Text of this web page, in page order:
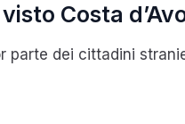
Costa
parte dei cittadini